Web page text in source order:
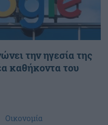
την ηγεσία της
καθήκοντα του
Οικονομία